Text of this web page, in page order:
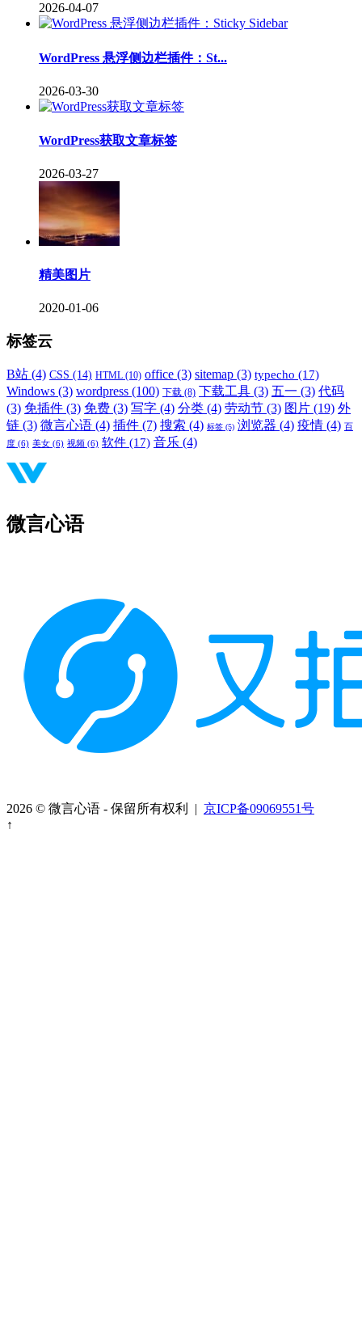
2026-04-07
WordPress 悬浮侧边栏插件：St...
2026-03-30
WordPress获取文章标签
2026-03-27
精美图片
2020-01-06
标签云
B站 (4) CSS (14) HTML (10) office (3) sitemap (3) typecho (17)
Windows (3) wordpress (100) 下载 (8) 下载工具 (3) 五一 (3) 代码
(3) 免插件 (3) 免费 (3) 写字 (4) 分类 (4) 劳动节 (3) 图片 (19) 外
链 (3) 微言心语 (4) 插件 (7) 搜索 (4) 标签 (5) 浏览器 (4) 疫情 (4) 百
度 (6) 美女 (6) 视频 (6) 软件 (17) 音乐 (4)
微言心语
2026 © 微言心语 - 保留所有权利 | 京ICP备09069551号
↑